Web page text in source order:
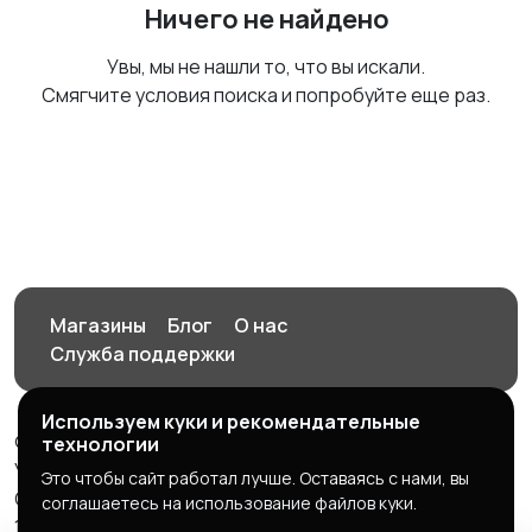
Ничего не найдено
Увы, мы не нашли то, что вы искали.
Смягчите условия поиска и попробуйте еще раз.
Магазины Блог
О нас
Служба поддержки
© 2026 Орен-АЙ - Авто | Недвижимость | Работа |
Услуги
Создал Карусов Е.С ООО "ЦПК" ИНН 5609203278 ОГРН
Используем куки и рекомендательные
технологии
Это чтобы сайт работал лучше. Оставаясь с нами, вы
соглашаетесь на использование файлов куки.